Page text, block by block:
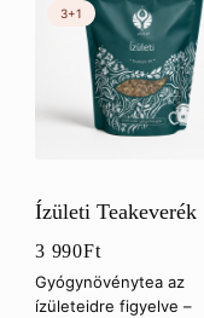
Ízületi Teakeverék
3 990Ft
Gyógynövénytea az
ízületeidre figyelve –